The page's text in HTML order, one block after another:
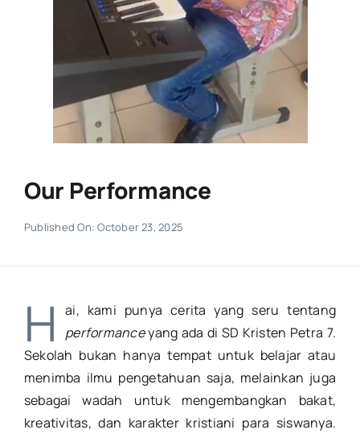
Our Performance
Published On: October 23, 2025
H
ai, kami punya cerita yang seru tentang
performanceyang ada di SD Kristen Petra 7.
Sekolah bukan hanya tempat untuk belajar atau
menimba ilmu pengetahuan saja, melainkan juga
sebagai wadah untuk mengembangkan bakat,
kreativitas, dan karakter kristiani para siswanya.